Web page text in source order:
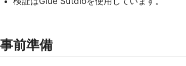
事前準備